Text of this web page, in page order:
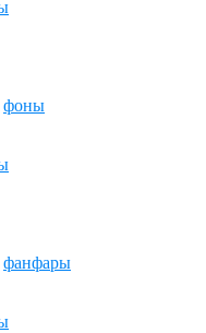
фоны
фанфары